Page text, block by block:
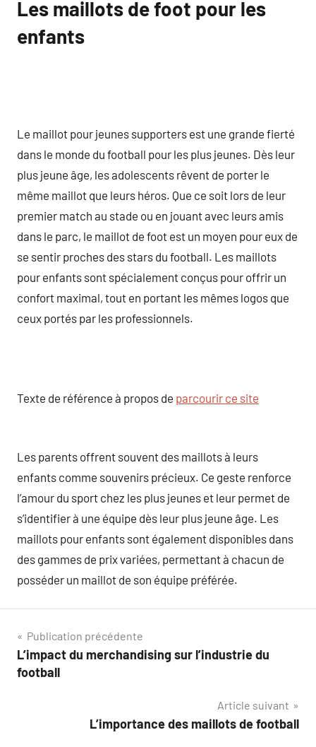
Les maillots de foot pour les
enfants
Le maillot pour jeunes supporters est une grande fierté
dans le monde du football pour les plus jeunes. Dès leur
plus jeune âge, les adolescents rêvent de porter le
même maillot que leurs héros. Que ce soit lors de leur
premier match au stade ou en jouant avec leurs amis
dans le parc, le maillot de foot est un moyen pour eux de
se sentir proches des stars du football. Les maillots
pour enfants sont spécialement conçus pour offrir un
confort maximal, tout en portant les mêmes logos que
ceux portés par les professionnels.
Texte de référence à propos de parcourir ce site
Les parents offrent souvent des maillots à leurs
enfants comme souvenirs précieux. Ce geste renforce
l’amour du sport chez les plus jeunes et leur permet de
s’identifier à une équipe dès leur plus jeune âge. Les
maillots pour enfants sont également disponibles dans
des gammes de prix variées, permettant à chacun de
posséder un maillot de son équipe préférée.
Navigation
de
Publication précédente
L’impact du merchandising sur l’industrie du
football
Article suivant
L’importance des maillots de football